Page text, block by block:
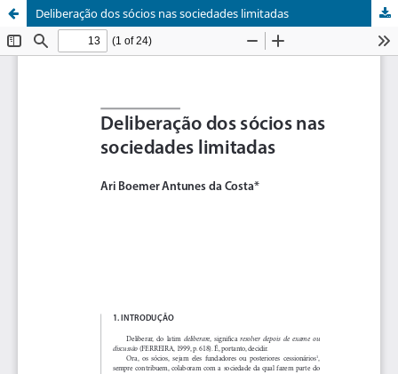
Deliberação dos sócios nas sociedades limitadas